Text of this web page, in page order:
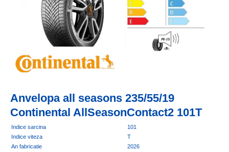
Anvelopa all seasons 235/55/19
Continental AllSeasonContact2 101T
Indice sarcina
101
Indice viteza
T
An fabricatie
2026